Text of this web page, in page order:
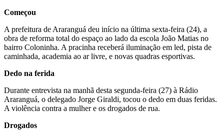
Começou
A prefeitura de Araranguá deu início na última sexta-feira (24), a
obra de reforma total do espaço ao lado da escola João Matias no
bairro Coloninha. A pracinha receberá iluminação em led, pista de
caminhada, academia ao ar livre, e novas quadras esportivas.
Dedo na ferida
Durante entrevista na manhã desta segunda-feira (27) à Rádio
Araranguá, o delegado Jorge Giraldi, tocou o dedo em duas feridas.
A violência contra a mulher e os drogados de rua.
Drogados